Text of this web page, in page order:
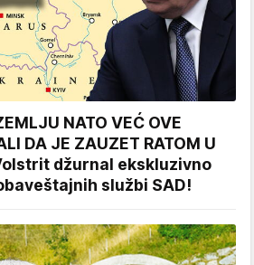
NATO VEĆ OVE
DA JE ZAUZET RATOM U
džurnal ekskluzivno
službi SAD!